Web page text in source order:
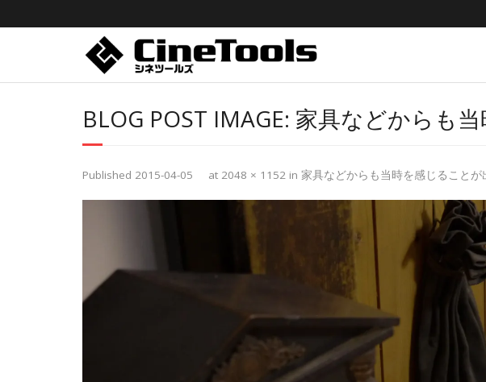
BLOG POST IMAGE: 家具などからも
Published 2015-04-05 at 2048 × 1152 in 家具などからも当時を感じることが